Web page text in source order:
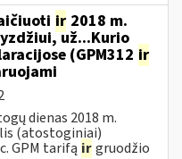
ir 2018 m.
už...Kurio
(GPM312 ir
dienas 2018 m.
(atostoginiai)
GPM tarifą irgruodžio